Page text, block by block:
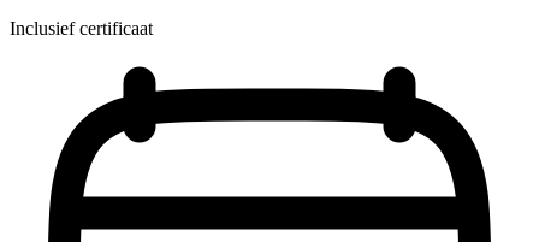
Inclusief certificaat